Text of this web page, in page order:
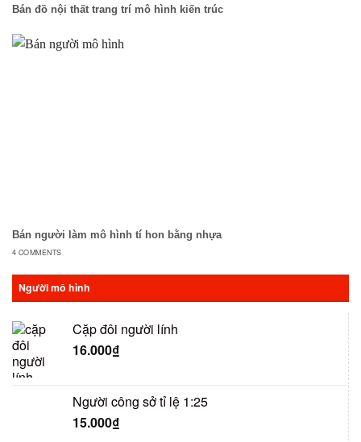
Bán đồ nội thất trang trí mô hình kiến trúc
Bán người làm mô hình tí hon bằng nhựa
4 COMMENTS
Người mô hình
Cặp đôi người lính
16.000₫
Người công sở tỉ lệ 1:25
15.000₫